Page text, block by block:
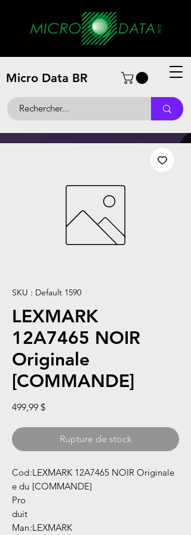
Micro Data BR
SKU : Default 1590
LEXMARK
12A7465 NOIR
Originale
[COMMANDE]
499,99 $Prix
Rupture de stock
Cod
e du
Pro
duit
:LEXMARK 12A7465 NOIR Originale
[COMMANDE]
Man:LEXMARK